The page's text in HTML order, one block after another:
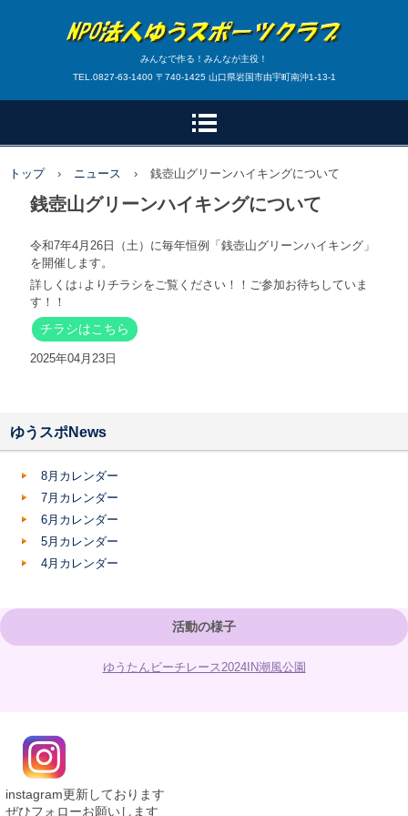
みんなで作る！みんなが主役！
TEL.0827-63-1400 〒740-1425 山口県岩国市由宇町南沖1-13-1
トップ › ニュース › 銭壺山グリーンハイキングについて
銭壺山グリーンハイキングについて
令和7年4月26日（土）に毎年恒例「銭壺山グリーンハイキング」
を開催します。
詳しくは↓よりチラシをご覧ください！！ご参加お待ちしていま
す！！
チラシはこちら
2025年04月23日
ゆうスポNews
8月カレンダー
7月カレンダー
6月カレンダー
5月カレンダー
4月カレンダー
活動の様子
ゆうたんビーチレース2024IN潮風公園
instagram更新しております
ぜひフォローお願いします